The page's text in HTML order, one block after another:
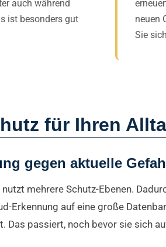
auch während
ist besonders gut
neuen
Sie
für Ihren
gegen aktuelle
mehrere Schutz-Ebenen.
Erkennung auf eine große
Das passiert, noch bevor sie sich